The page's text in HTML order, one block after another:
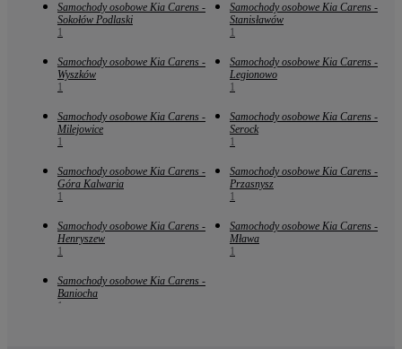
Samochody osobowe Kia Carens -
Sokołów Podlaski
1
Samochody osobowe Kia Carens -
Stanisławów
1
Samochody osobowe Kia Carens -
Wyszków
1
Samochody osobowe Kia Carens -
Legionowo
1
Samochody osobowe Kia Carens -
Milejowice
1
Samochody osobowe Kia Carens -
Serock
1
Samochody osobowe Kia Carens -
Góra Kalwaria
1
Samochody osobowe Kia Carens -
Przasnysz
1
Samochody osobowe Kia Carens -
Henryszew
1
Samochody osobowe Kia Carens -
Mława
1
Samochody osobowe Kia Carens -
Baniocha
1